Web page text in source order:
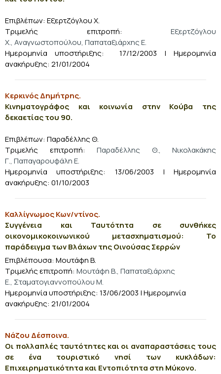
Επιβλέπων: Εξερτζόγλου Χ.
Τριμελής επιτροπή: Εξερτζόγλου
Χ., Αναγνωστοπούλου, Παπαταξιάρχης Ε.
Ημερομηνία υποστήριξης: 17/12/2003 | Ημερομηνία
ανακήρυξης: 21/01/2004
Κερκινός Δημήτρης.
Κινηματογράφος και κοινωνία στην Κούβα της
δεκαετίας του 90.
Επιβλέπων: Παραδέλλης Θ.
Τριμελής επιτροπή: Παραδέλλης Θ., Νικολακάκης
Γ., Παπαγαρουφάλη Ε.
Ημερομηνία υποστήριξης: 13/06/2003 | Ημερομηνία
ανακήρυξης: 01/10/2003
Καλλίγνωμος Κων/ντίνος.
Συγγένεια και Ταυτότητα σε συνθήκες
οικονομικοκοινωνικού μετασχηματισμού: Το
παράδειγμα των Βλάχων της Οινούσας Σερρών
Επιβλέπουσα: Μουτάφη Β.
Τριμελής επιτροπή: Μουτάφη Β., Παπαταξιάρχης
Ε., Σταματογιαννοπούλου Μ.
Ημερομηνία υποστήριξης: 13/06/2003 | Ημερομηνία
ανακήρυξης: 21/01/2004
Νάζου Δέσποινα.
Οι πολλαπλές ταυτότητες και οι αναπαραστάσεις τους
σε ένα τουριστικό νησί των κυκλάδων:
Επιχειρηματικότητα και Εντοπιότητα στη Μύκονο.